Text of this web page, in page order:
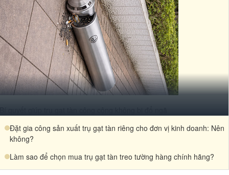
Đặt gia công sản xuất trụ gạt tàn riêng cho đơn vị kinh doanh: Nên
không?
Làm sao để chọn mua trụ gạt tàn treo tường hàng chính hãng?